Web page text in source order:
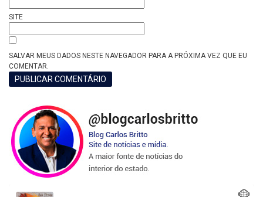
SITE
SALVAR MEUS DADOS NESTE NAVEGADOR PARA A PRÓXIMA VEZ QUE EU
COMENTAR.